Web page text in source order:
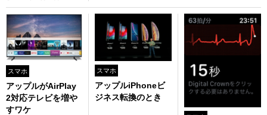
スマホ
アップルがAirPlay
2対応テレビを増や
すワケ
スマホ
アップルiPhoneビ
ジネス転換のとき